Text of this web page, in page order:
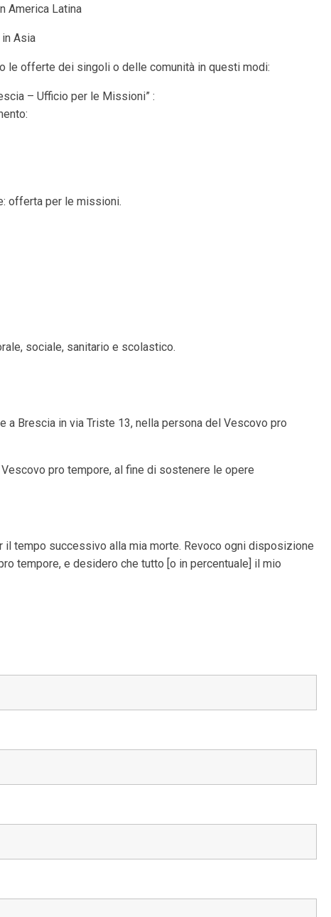
America Latina
Asia
le offerte dei singoli o delle comunità in questi modi:
– Ufficio per le Missioni” :
offerta per le missioni.
sociale, sanitario e scolastico.
Brescia in via Triste 13, nella persona del Vescovo pro
pro tempore, al fine di sostenere le opere
tempo successivo alla mia morte. Revoco ogni disposizione
tempore, e desidero che tutto [o in percentuale] il mio